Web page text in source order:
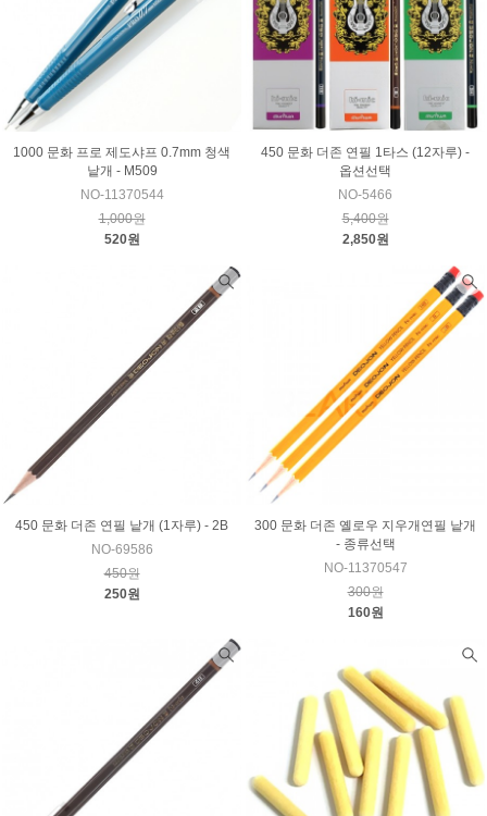
1000 문화 프로 제도샤프 0.7mm 청색
낱개 - M509
NO-11370544
1,000원
520원
450 문화 더존 연필 1타스 (12자루) -
옵션선택
NO-5466
5,400원
2,850원
450 문화 더존 연필 낱개 (1자루) - 2B
NO-69586
450원
250원
300 문화 더존 옐로우 지우개연필 낱개
- 종류선택
NO-11370547
300원
160원